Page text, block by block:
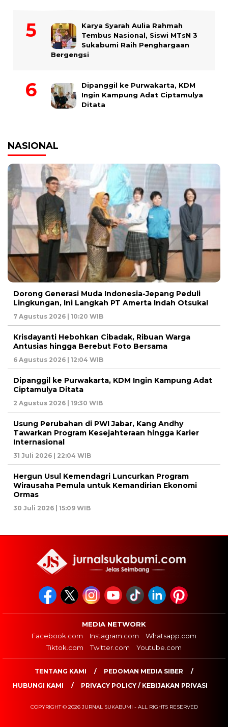
Karya Syarah Aulia Rahmah
Tembus Nasional, Siswi MTsN 3
Sukabumi Raih Penghargaan
Bergengsi
Dipanggil ke Purwakarta, KDM
Ingin Kampung Adat Ciptamulya
Ditata
NASIONAL
Dorong Generasi Muda Indonesia-Jepang Peduli
Lingkungan, Ini Langkah PT Amerta Indah Otsuka!
7 Agustus 2026 | 10:20 WIB
Krisdayanti Hebohkan Cibadak, Ribuan Warga
Antusias hingga Berebut Foto Bersama
6 Agustus 2026 | 12:04 WIB
Dipanggil ke Purwakarta, KDM Ingin Kampung Adat
Ciptamulya Ditata
2 Agustus 2026 | 19:30 WIB
Usung Perubahan di PWI Jabar, Kang Andhy
Tawarkan Program Kesejahteraan hingga Karier
Internasional
31 Juli 2026 | 22:04 WIB
Hergun Usul Kemendagri Luncurkan Program
Wirausaha Pemula untuk Kemandirian Ekonomi
Ormas
30 Juli 2026 | 15:09 WIB
MEDIA NETWORK
Facebook.com
Instagram.com
Whatsapp.com
Tiktok.com
Twitter.com Youtube.com
TENTANG KAMI
PEDOMAN MEDIA SIBER
HUBUNGI KAMI
PRIVACY POLICY / KEBIJAKAN PRIVASI
COPYRIGHT © 2026 JURNAL SUKABUMI - ALL RIGHTS RESERVED